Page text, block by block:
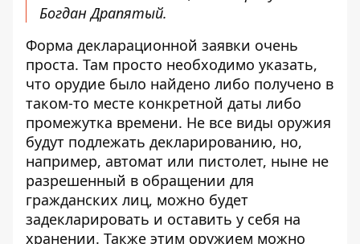
Богдан Драпятый.
Форма декларационной заявки очень
проста. Там просто необходимо указать,
что орудие было найдено либо получено в
таком-то месте конкретной даты либо
промежутка времени. Не все виды оружия
будут подлежать декларированию, но,
например, автомат или пистолет, ныне не
разрешенный в обращении для
гражданских лиц, можно будет
задекларировать и оставить у себя на
хранении. Также этим оружием можно